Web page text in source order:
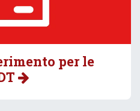
per le